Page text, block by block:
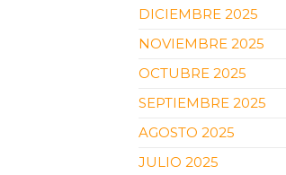
DICIEMBRE 2025
NOVIEMBRE 2025
OCTUBRE 2025
SEPTIEMBRE 2025
AGOSTO 2025
JULIO 2025